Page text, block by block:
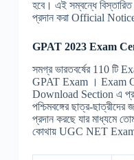
হবে। এই সম্বন্ধে
প্রদান করা Official
GPAT 2023 Exam
সমগ্র ভারতবর্ষের 110 টি
GPAT Exam । Exam
Download Section এ
পশ্চিমবঙ্গের ছাত্র-
প্রদান করছে যার মাধ্যমে
কোথায় UGC NET Exam